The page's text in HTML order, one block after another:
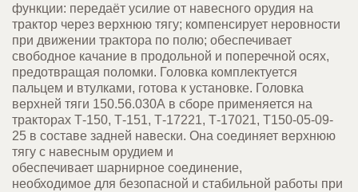
функции: передаёт усилие от навесного орудия на
трактор через верхнюю тягу; компенсирует неровности
при движении трактора по полю; обеспечивает
свободное качание в продольной и поперечной осях,
предотвращая поломки. Головка комплектуется
пальцем и втулками, готова к установке. Головка
верхней тяги 150.56.030А в сборе применяется на
тракторах Т-150, Т-151, Т-17221, Т-17021, Т150-05-09-
25 в составе задней навески. Она соединяет верхнюю
тягу с навесным орудием и
обеспечивает шарнирное соединение,
необходимое для безопасной и стабильной работы при